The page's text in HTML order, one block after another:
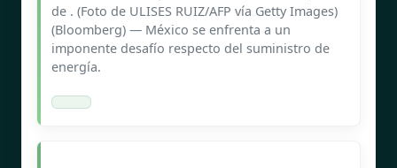
de . (Foto de ULISES RUIZ/AFP vía Getty Images)
(Bloomberg) — México se enfrenta a un
imponente desafío respecto del suministro de
energía.